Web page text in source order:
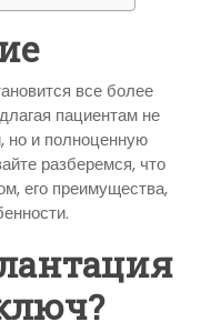
все более
пациентам не
но и полноценную
разберемся, что
его преимущества,